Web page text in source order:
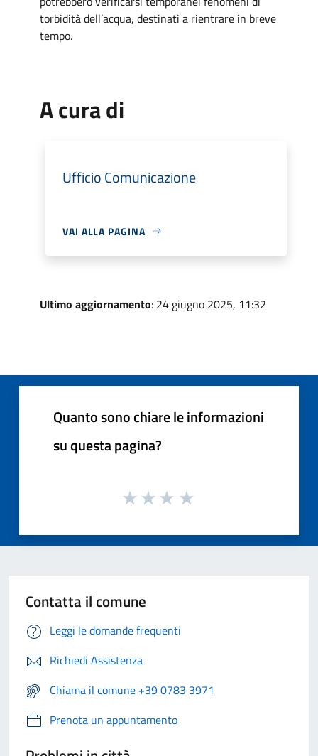
torbidità dell’acqua, destinati a rientrare in breve
tempo.
A cura di
Ufficio Comunicazione
VAI ALLA PAGINA
Ultimo aggiornamento: 24 giugno 2025, 11:32
Quanto sono chiare le informazioni
su questa pagina?
Contatta il comune
Leggi le domande frequenti
Richiedi Assistenza
Chiama il comune +39 0783 3971
Prenota un appuntamento